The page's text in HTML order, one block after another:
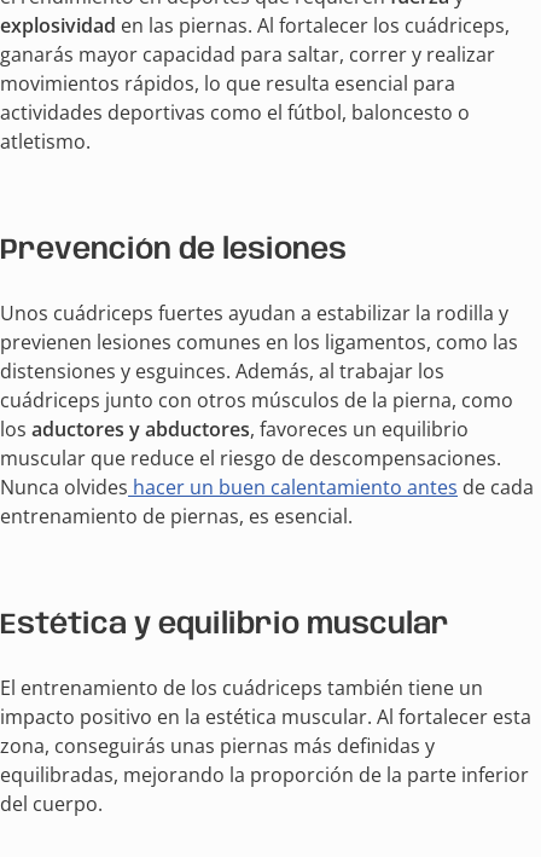
explosividad en las piernas. Al fortalecer los cuádriceps,
ganarás mayor capacidad para saltar, correr y realizar
movimientos rápidos, lo que resulta esencial para
actividades deportivas como el fútbol, baloncesto o
atletismo.
Prevención de lesiones
Unos cuádriceps fuertes ayudan a estabilizar la rodilla y
previenen lesiones comunes en los ligamentos, como las
distensiones y esguinces. Además, al trabajar los
cuádriceps junto con otros músculos de la pierna, como
los aductores y abductores, favoreces un equilibrio
muscular que reduce el riesgo de descompensaciones.
Nunca olvides hacer un buen calentamiento antes de cada
entrenamiento de piernas, es esencial.
Estética y equilibrio muscular
El entrenamiento de los cuádriceps también tiene un
impacto positivo en la estética muscular. Al fortalecer esta
zona, conseguirás unas piernas más definidas y
equilibradas, mejorando la proporción de la parte inferior
del cuerpo.